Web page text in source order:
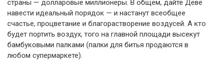
страны — долларовые миллионеры. В общем, дайте Деве
навести идеальный порядок — и настанут всеобщее
счастье, процветание и благорастворение воздусей. А кто
будет портить воздух, того на главной площади высекут
бамбуковыми палками (палки для битья продаются в
любом супермаркете).